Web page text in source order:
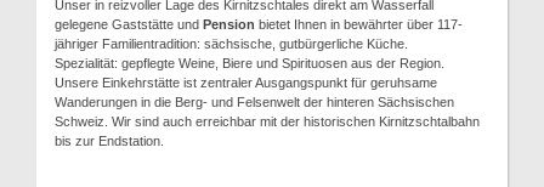
Unser in reizvoller Lage des Kirnitzschtales direkt am Wasserfall
gelegene Gaststätte und Pension bietet Ihnen in bewährter über 117-
jähriger Familientradition: sächsische, gutbürgerliche Küche.
Spezialität: gepflegte Weine, Biere und Spirituosen aus der Region.
Unsere Einkehrstätte ist zentraler Ausgangspunkt für geruhsame
Wanderungen in die Berg- und Felsenwelt der hinteren Sächsischen
Schweiz. Wir sind auch erreichbar mit der historischen Kirnitzschtalbahn
bis zur Endstation.